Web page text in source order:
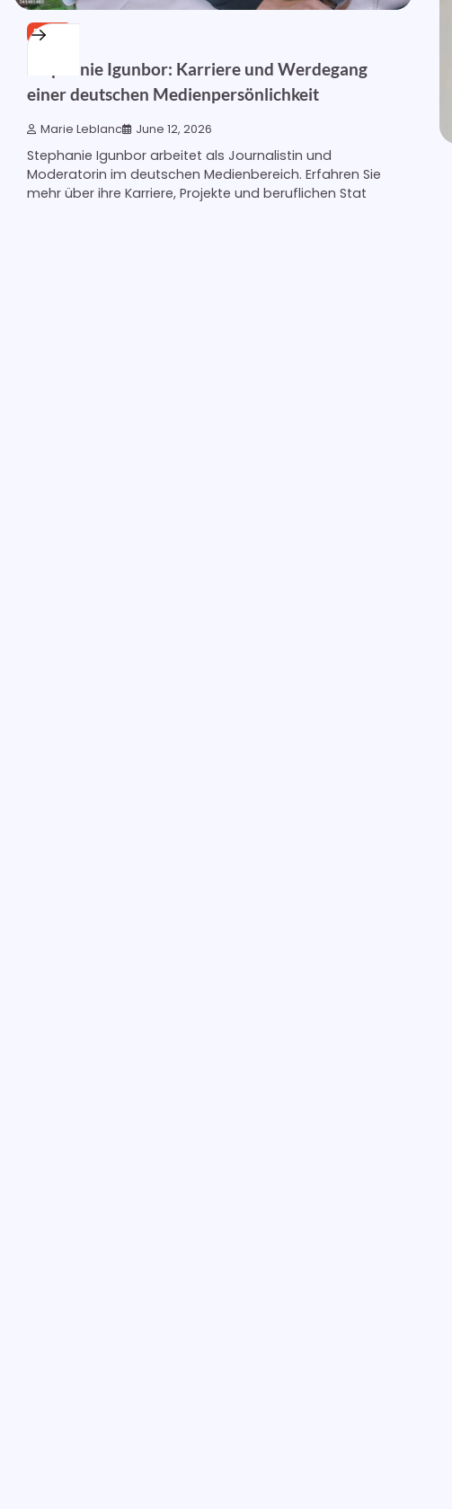
BLOG
Stephanie Igunbor: Karriere und Werdegang
einer deutschen Medienpersönlichkeit
Marie Leblanc June 12, 2026
Stephanie Igunbor arbeitet als Journalistin und
Moderatorin im deutschen Medienbereich. Erfahren Sie
mehr über ihre Karriere, Projekte und beruflichen Stat